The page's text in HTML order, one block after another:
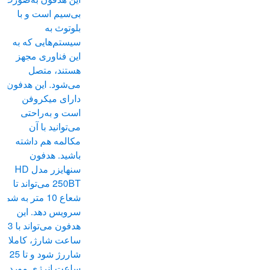
بی‌سیم است و با
بلوتوث به
سیستم‌هایی که به
این فناوری مجهز
هستند، متصل
می‌شود. این هدفون
دارای میکروفن
است و به‌راحتی
می‌توانید با آن
مکالمه هم داشته
باشید. هدفون
سنهایزر مدل HD
250BT می‌تواند تا
شعاع 10 متر به شما
سرویس دهد. این
هدفون می‌تواند با 3
ساعت شارژ، کاملا
شاررژ شود و تا 25